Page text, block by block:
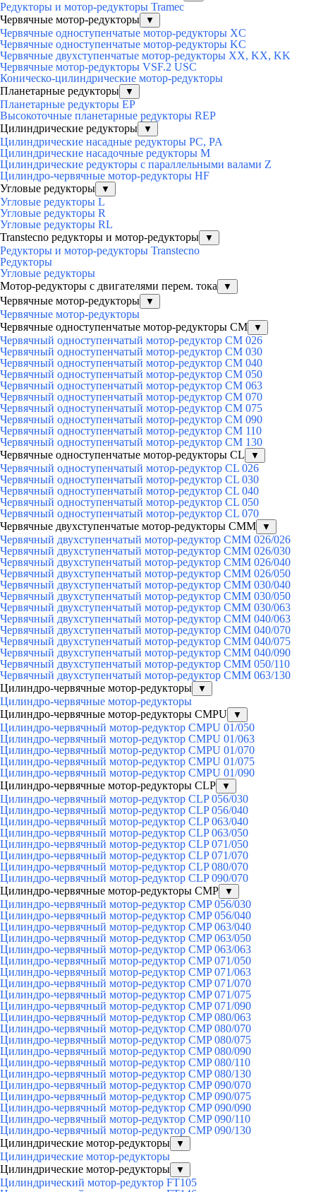
Редукторы и мотор-редукторы Tramec
Червячные мотор-редукторы
▼
Червячные одноступенчатые мотор-редукторы XC
Червячные одноступенчатые мотор-редукторы KC
Червячные двухступенчатые мотор-редукторы XX, KX, KK
Червячные мотор-редукторы VSF.2 USC
Коническо-цилиндрические мотор-редукторы
Планетарные редукторы
▼
Планетарные редукторы EP
Высокоточные планетарные редукторы REP
Цилиндрические редукторы
▼
Цилиндрические насадные редукторы PC, PA
Цилиндрические насадочные редукторы M
Цилиндрические редукторы с параллельными валами Z
Цилиндро-червячные мотор-редукторы HF
Угловые редукторы
▼
Угловые редукторы L
Угловые редукторы R
Угловые редукторы RL
Transtecno редукторы и мотор-редукторы
▼
Редукторы и мотор-редукторы Transtecno
Редукторы
Угловые редукторы
Мотор-редукторы с двигателями перем. тока
▼
Червячные мотор-редукторы ▼
Червячные мотор-редукторы
Червячные одноступенчатые мотор-редукторы CM
▼
Червячный одноступенчатый мотор-редуктор CM 026
Червячный одноступенчатый мотор-редуктор CM 030
Червячный одноступенчатый мотор-редуктор CM 040
Червячный одноступенчатый мотор-редуктор CM 050
Червячный одноступенчатый мотор-редуктор CM 063
Червячный одноступенчатый мотор-редуктор CM 070
Червячный одноступенчатый мотор-редуктор CM 075
Червячный одноступенчатый мотор-редуктор CM 090
Червячный одноступенчатый мотор-редуктор CM 110
Червячный одноступенчатый мотор-редуктор CM 130
Червячные одноступенчатые мотор-редукторы CL
▼
Червячный одноступенчатый мотор-редуктор CL 026
Червячный одноступенчатый мотор-редуктор CL 030
Червячный одноступенчатый мотор-редуктор CL 040
Червячный одноступенчатый мотор-редуктор CL 050
Червячный одноступенчатый мотор-редуктор CL 070
Червячные двухступенчатые мотор-редукторы CMM
▼
Червячный двухступенчатый мотор-редуктор CMM 026/026
Червячный двухступенчатый мотор-редуктор CMM 026/030
Червячный двухступенчатый мотор-редуктор CMM 026/040
Червячный двухступенчатый мотор-редуктор CMM 026/050
Червячный двухступенчатый мотор-редуктор CMM 030/040
Червячный двухступенчатый мотор-редуктор CMM 030/050
Червячный двухступенчатый мотор-редуктор CMM 030/063
Червячный двухступенчатый мотор-редуктор CMM 040/063
Червячный двухступенчатый мотор-редуктор CMM 040/070
Червячный двухступенчатый мотор-редуктор CMM 040/075
Червячный двухступенчатый мотор-редуктор CMM 040/090
Червячный двухступенчатый мотор-редуктор CMM 050/110
Червячный двухступенчатый мотор-редуктор CMM 063/130
Цилиндро-червячные мотор-редукторы
▼
Цилиндро-червячные мотор-редукторы
Цилиндро-червячные мотор-редукторы CMPU
▼
Цилиндро-червячный мотор-редуктор CMPU 01/050
Цилиндро-червячный мотор-редуктор CMPU 01/063
Цилиндро-червячный мотор-редуктор CMPU 01/070
Цилиндро-червячный мотор-редуктор CMPU 01/075
Цилиндро-червячный мотор-редуктор CMPU 01/090
Цилиндро-червячные мотор-редукторы CLP
▼
Цилиндро-червячный мотор-редуктор CLP 056/030
Цилиндро-червячный мотор-редуктор CLP 056/040
Цилиндро-червячный мотор-редуктор CLP 063/040
Цилиндро-червячный мотор-редуктор CLP 063/050
Цилиндро-червячный мотор-редуктор CLP 071/050
Цилиндро-червячный мотор-редуктор CLP 071/070
Цилиндро-червячный мотор-редуктор CLP 080/070
Цилиндро-червячный мотор-редуктор CLP 090/070
Цилиндро-червячные мотор-редукторы CMP
▼
Цилиндро-червячный мотор-редуктор CMP 056/030
Цилиндро-червячный мотор-редуктор CMP 056/040
Цилиндро-червячный мотор-редуктор CMP 063/040
Цилиндро-червячный мотор-редуктор CMP 063/050
Цилиндро-червячный мотор-редуктор CMP 063/063
Цилиндро-червячный мотор-редуктор CMP 071/050
Цилиндро-червячный мотор-редуктор CMP 071/063
Цилиндро-червячный мотор-редуктор CMP 071/070
Цилиндро-червячный мотор-редуктор CMP 071/075
Цилиндро-червячный мотор-редуктор CMP 071/090
Цилиндро-червячный мотор-редуктор CMP 080/063
Цилиндро-червячный мотор-редуктор CMP 080/070
Цилиндро-червячный мотор-редуктор CMP 080/075
Цилиндро-червячный мотор-редуктор CMP 080/090
Цилиндро-червячный мотор-редуктор CMP 080/110
Цилиндро-червячный мотор-редуктор CMP 080/130
Цилиндро-червячный мотор-редуктор CMP 090/070
Цилиндро-червячный мотор-редуктор CMP 090/075
Цилиндро-червячный мотор-редуктор CMP 090/090
Цилиндро-червячный мотор-редуктор CMP 090/110
Цилиндро-червячный мотор-редуктор CMP 090/130
Цилиндрические мотор-редукторы
▼
Цилиндрические мотор-редукторы
Цилиндрические мотор-редукторы
▼
Цилиндрический мотор-редуктор FT105